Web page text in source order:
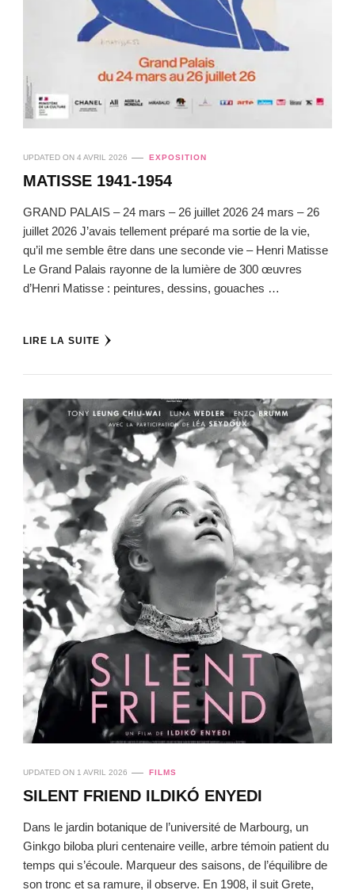
UPDATED ON 4 AVRIL 2026 EXPOSITION
MATISSE 1941-1954
GRAND PALAIS – 24 mars – 26 juillet 2026 24 mars – 26
juillet 2026 J’avais tellement préparé ma sortie de la vie,
qu’il me semble être dans une seconde vie – Henri Matisse
Le Grand Palais rayonne de la lumière de 300 œuvres
d’Henri Matisse : peintures, dessins, gouaches …
LIRE LA SUITE
UPDATED ON 1 AVRIL 2026 FILMS
SILENT FRIEND ILDIKÓ ENYEDI
Dans le jardin botanique de l’université de Marbourg, un
Ginkgo biloba pluri centenaire veille, arbre témoin patient du
temps qui s’écoule. Marqueur des saisons, de l’équilibre de
son tronc et sa ramure, il observe. En 1908, il suit Grete,